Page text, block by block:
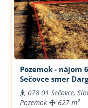
Pozemok - nájom
Sečovce smer
078 01 Sečovce,
Pozemok
627 m²